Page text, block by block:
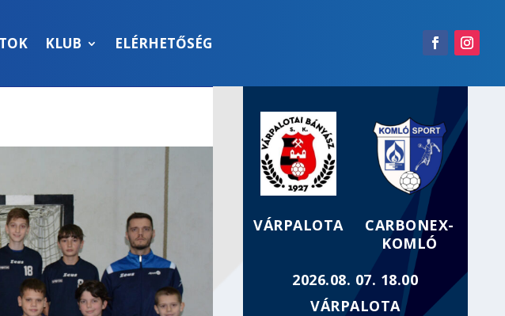
KLUB ELÉRHETŐSÉG
VÁRPALOTA
CARBONEX-
KOMLÓ
2026.08. 07. 18.00
VÁRPALOTA